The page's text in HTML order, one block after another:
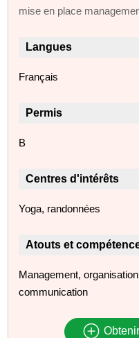
mise en place
Langues
Français
Permis
B
Centres d'intérêts
Yoga, randonnées
Atouts et
Management,
communication